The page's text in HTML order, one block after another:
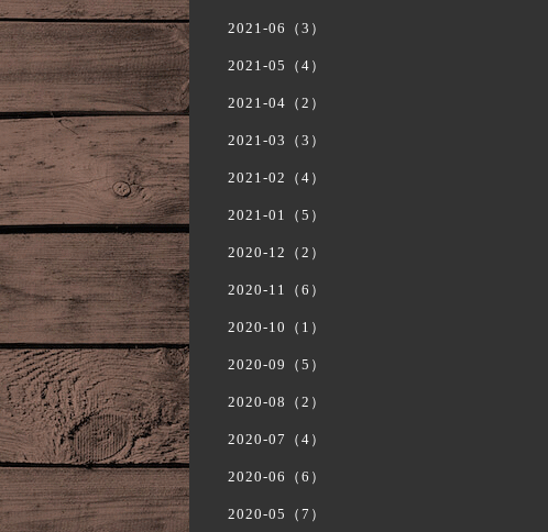
2021-06（3）
2021-05（4）
2021-04（2）
2021-03（3）
2021-02（4）
2021-01（5）
2020-12（2）
2020-11（6）
2020-10（1）
2020-09（5）
2020-08（2）
2020-07（4）
2020-06（6）
2020-05（7）